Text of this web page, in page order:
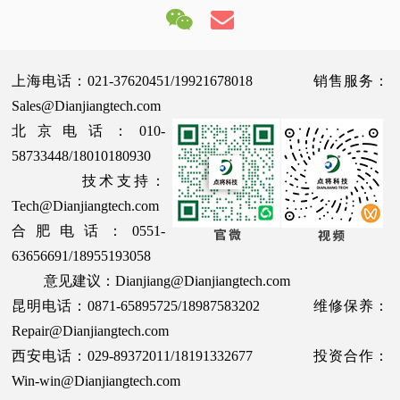
上海电话：021-37620451/19921678018 销售服务：
Sales@Dianjiangtech.com
北京电话：010-
58733448/18010180930
技术支持：
Tech@Dianjiangtech.com
合肥电话：0551-
63656691/18955193058
意见建议：Dianjiang@Dianjiangtech.com
昆明电话：0871-65895725/18987583202 维修保养：
Repair@Dianjiangtech.com
西安电话：029-89372011/18191332677 投资合作：
Win-win@Dianjiangtech.com